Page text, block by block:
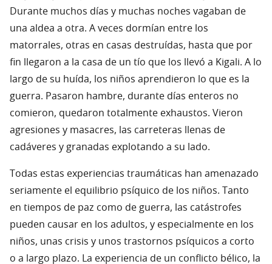
Durante muchos días y muchas noches vagaban de
una aldea a otra. A veces dormían entre los
matorrales, otras en casas destruídas, hasta que por
fin llegaron a la casa de un tío que los llevó a Kigali. A lo
largo de su huída, los niños aprendieron lo que es la
guerra. Pasaron hambre, durante días enteros no
comieron, quedaron totalmente exhaustos. Vieron
agresiones y masacres, las carreteras llenas de
cadáveres y granadas explotando a su lado.
Todas estas experiencias traumáticas han amenazado
seriamente el equilibrio psíquico de los niños. Tanto
en tiempos de paz como de guerra, las catástrofes
pueden causar en los adultos, y especialmente en los
niños, unas crisis y unos trastornos psíquicos a corto
o a largo plazo. La experiencia de un conflicto bélico, la